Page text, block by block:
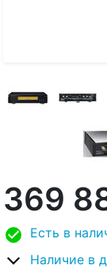
369
Есть в
Наличие в